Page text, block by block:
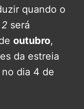
quando o
será
outubro,
da estreia
dia 4 de